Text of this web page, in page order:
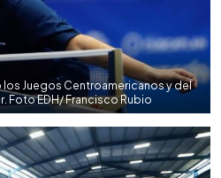
Juegos Centroamericanos y del
Foto EDH/ Francisco Rubio